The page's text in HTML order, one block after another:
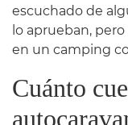
escuchado de
lo aprueban,
en un camping
Cuánto